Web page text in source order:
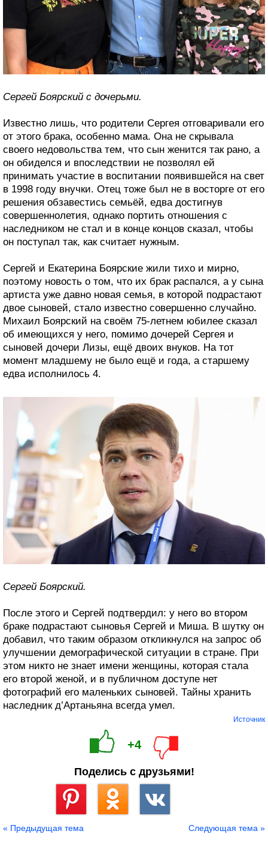
Сергей Боярский с дочерьми.
Известно лишь, что родители Сергея отговаривали его
от этого брака, особенно мама. Она не скрывала
своего недовольства тем, что сын женится так рано, а
он обиделся и впоследствии не позволял ей
принимать участие в воспитании появившейся на свет
в 1998 году внучки. Отец тоже был не в восторге от его
решения обзавестись семьёй, едва достигнув
совершеннолетия, однако портить отношения с
наследником не стал и в конце концов сказал, чтобы
он поступал так, как считает нужным.
Сергей и Екатерина Боярские жили тихо и мирно,
поэтому новость о том, что их брак распался, а у сына
артиста уже давно новая семья, в которой подрастают
двое сыновей, стало известно совершенно случайно.
Михаил Боярский на своём 75-летнем юбилее сказал
об имеющихся у него, помимо дочерей Сергея и
сыновей дочери Лизы, ещё двоих внуков. На тот
момент младшему не было ещё и года, а старшему
едва исполнилось 4.
Сергей Боярский.
После этого и Сергей подтвердил: у него во втором
браке подрастают сыновья Сергей и Миша. В шутку он
добавил, что таким образом откликнулся на запрос об
улучшении демографической ситуации в стране. При
этом никто не знает имени женщины, которая стала
его второй женой, и в публичном доступе нет
фотографий его маленьких сыновей. Тайны хранить
наследник д’Артаньяна всегда умел.
Источник
+4
Поделись с друзьями!
« Предыдущая тема Следующая тема »